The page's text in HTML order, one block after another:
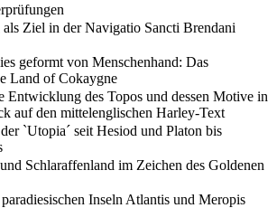
Ziel in der Navigatio Sancti Brendani
geformt von Menschenhand: Das
Land of Cokaygne
Entwicklung des Topos und dessen Motive in
auf den mittelenglischen Harley-Text
`Utopia´ seit Hesiod und Platon bis
Schlaraffenland im Zeichen des Goldenen
Inseln Atlantis und Meropis